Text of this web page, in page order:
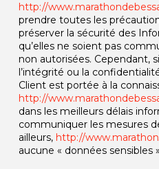
http://
prendre toutes les
préserver la sécurité des
qu’elles ne soient pas
non autorisées. Cependant,
l’intégrité ou la
Client est portée à la
http://
dans les meilleurs délais
communiquer les mesures
ailleurs, http://
aucune « données sensibles